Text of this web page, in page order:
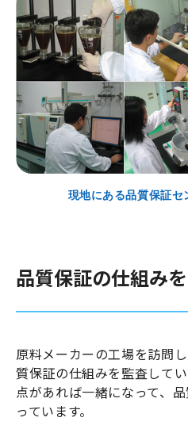
現地にある品質保証
品質保証の仕組み
原料メーカーの工場を訪問
質保証の仕組みを監査して
点があれば一緒になって、
っています。